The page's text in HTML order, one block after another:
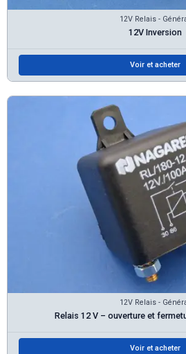
12V Relais -
12V Inversion
Voir et acheter
12V Relais -
Relais 12 V – ouverture et
Voir et acheter